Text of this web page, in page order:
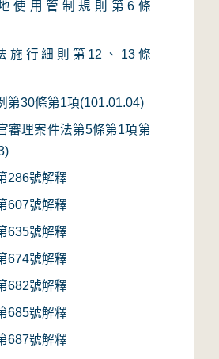
使用管制規則第6條
施行細則第12、13條
第30條第1項(101.01.04)
審理案件法第5條第1項第
286號解釋
607號解釋
635號解釋
674號解釋
682號解釋
685號解釋
687號解釋